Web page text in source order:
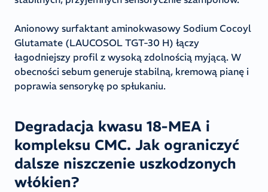
Anionowy surfaktant aminokwasowy Sodium Cocoyl
Glutamate (LAUCOSOL TGT-30 H) łączy
łagodniejszy profil z wysoką zdolnością myjącą. W
obecności sebum generuje stabilną, kremową pianę i
poprawia sensorykę po spłukaniu.
Degradacja kwasu 18-MEA i
kompleksu CMC. Jak ograniczyć
dalsze niszczenie uszkodzonych
włókien?